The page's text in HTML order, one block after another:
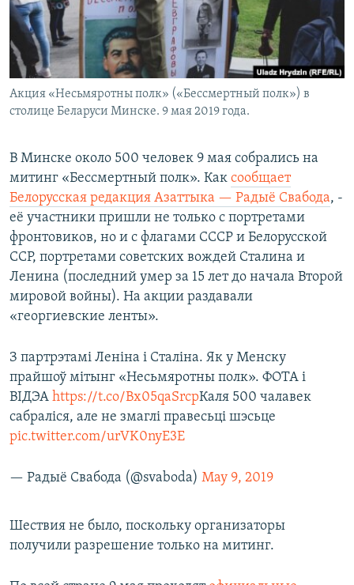
Акция «Несьмяротны полк» («Бессмертный полк») в
столице Беларуси Минске. 9 мая 2019 года.
В Минске около 500 человек 9 мая собрались на
митинг «Бессмертный полк». Как сообщает
Белорусская редакция Азаттыка — Радыё Свабода, -
её участники пришли не только с портретами
фронтовиков, но и с флагами СССР и Белорусской
ССР, портретами советских вождей Сталина и
Ленина (последний умер за 15 лет до начала Второй
мировой войны). На акции раздавали
«георгиевские ленты».
З партрэтамі Леніна і Сталіна. Як у Менску
прайшоў мітынг «Несьмяротны полк». ФОТА і
ВІДЭА https://t.co/Bx05qaSrcpКаля 500 чалавек
сабраліся, але не змаглі правесьці шэсьце
pic.twitter.com/urVK0nyE3E
— Радыё Свабода (@svaboda) May 9, 2019
Шествия не было, поскольку организаторы
получили разрешение только на митинг.